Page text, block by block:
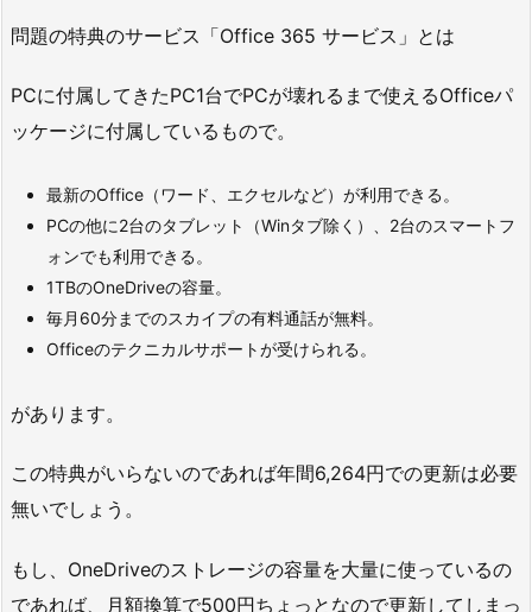
問題の特典のサービス「Office 365 サービス」とは
PCに付属してきたPC1台でPCが壊れるまで使えるOfficeパ
ッケージに付属しているもので。
最新のOffice（ワード、エクセルなど）が利用できる。
PCの他に2台のタブレット（Winタブ除く）、2台のスマートフ
ォンでも利用できる。
1TBのOneDriveの容量。
毎月60分までのスカイプの有料通話が無料。
Officeのテクニカルサポートが受けられる。
があります。
この特典がいらないのであれば年間6,264円での更新は必要
無いでしょう。
もし、OneDriveのストレージの容量を大量に使っているの
であれば、月額換算で500円ちょっとなので更新してしまっ